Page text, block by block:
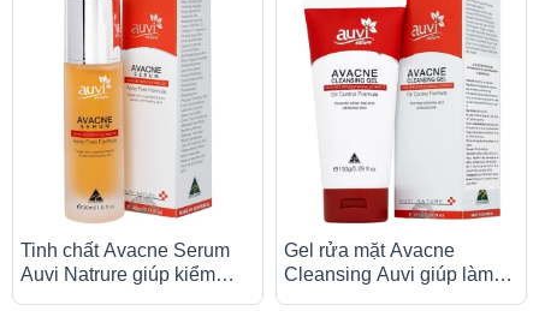
Tinh chất Avacne Serum
Auvi Natrure giúp kiểm
Gel rửa mặt Avacne
Cleansing Auvi giúp làm